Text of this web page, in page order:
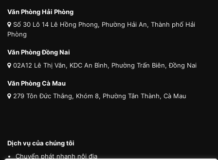
Văn Phòng Hải Phòng
Số 30 Lô 14 Lê Hồng Phong, Phường Hải An, Thành phố Hải
Phòng
Văn Phòng Đồng Nai
02A12 Lê Thị Vân, KDC An Bình, Phường Trấn Biên, Đồng Nai
Văn Phòng Cà Mau
279 Tôn Đức Thắng, Khóm 8, Phường Tân Thành, Cà Mau
Dịch vụ của chúng tôi
Chuyển phát nhanh nội địa